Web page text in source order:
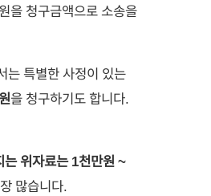
을 청구금액으로 소송을
는 특별한 사정이 있는
을 청구하기도 합니다.
는 위자료는 1천만원 ~
많습니다.